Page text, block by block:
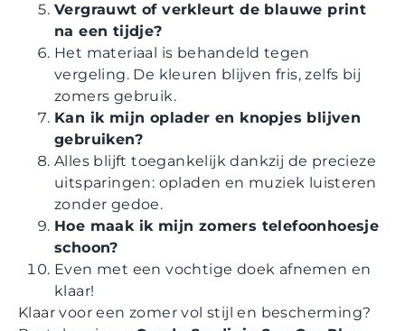
Vergrauwt of verkleurt de blauwe print
na een tijdje?
Het materiaal is behandeld tegen
vergeling. De kleuren blijven fris, zelfs bij
zomers gebruik.
Kan ik mijn oplader en knopjes blijven
gebruiken?
Alles blijft toegankelijk dankzij de precieze
uitsparingen: opladen en muziek luisteren
zonder gedoe.
Hoe maak ik mijn zomers telefoonhoesje
schoon?
Even met een vochtige doek afnemen en
klaar!
Klaar voor een zomer vol stijl en bescherming?